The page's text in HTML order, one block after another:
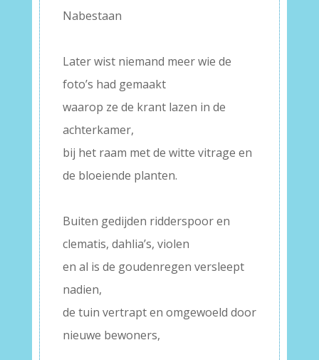
Nabestaan
Later wist niemand meer wie de
foto’s had gemaakt
waarop ze de krant lazen in de
achterkamer,
bij het raam met de witte vitrage en
de bloeiende planten.
Buiten gedijden ridderspoor en
clematis, dahlia’s, violen
en al is de goudenregen versleept
nadien,
de tuin vertrapt en omgewoeld door
nieuwe bewoners,